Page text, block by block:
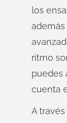
los
ritmo
puedes
cuenta
A